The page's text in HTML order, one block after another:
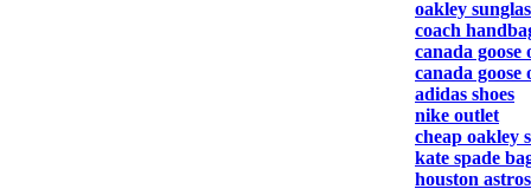
oakley
coach
canada goose
canada goose
adidas shoes
nike outlet
cheap oakley
kate spade
houston